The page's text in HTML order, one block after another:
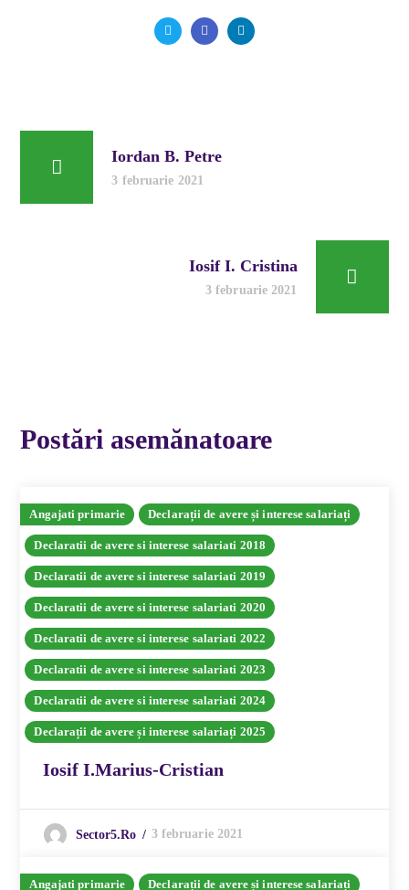
Iordan B. Petre
3 februarie 2021
Iosif I. Cristina
3 februarie 2021
Postări asemănatoare
Angajati primarie Declarații de avere și interese salariați
Declaratii de avere si interese salariati 2018
Declaratii de avere si interese salariati 2019
Declaratii de avere si interese salariati 2020
Declaratii de avere si interese salariati 2022
Declaratii de avere si interese salariati 2023
Declaratii de avere si interese salariati 2024
Declarații de avere și interese salariați 2025
Iosif I.Marius-Cristian
Sector5.ro 3 februarie 2021
Angajati primarie Declarații de avere și interese salariați